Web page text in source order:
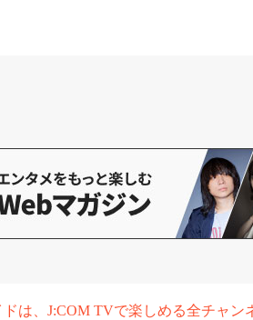
は、J:COM TVで楽しめる全チャン